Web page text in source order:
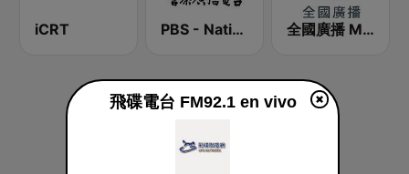
iCRT PBS - National Transportation 全國廣播 MRadio
飛碟電台 FM92.1 en vivo